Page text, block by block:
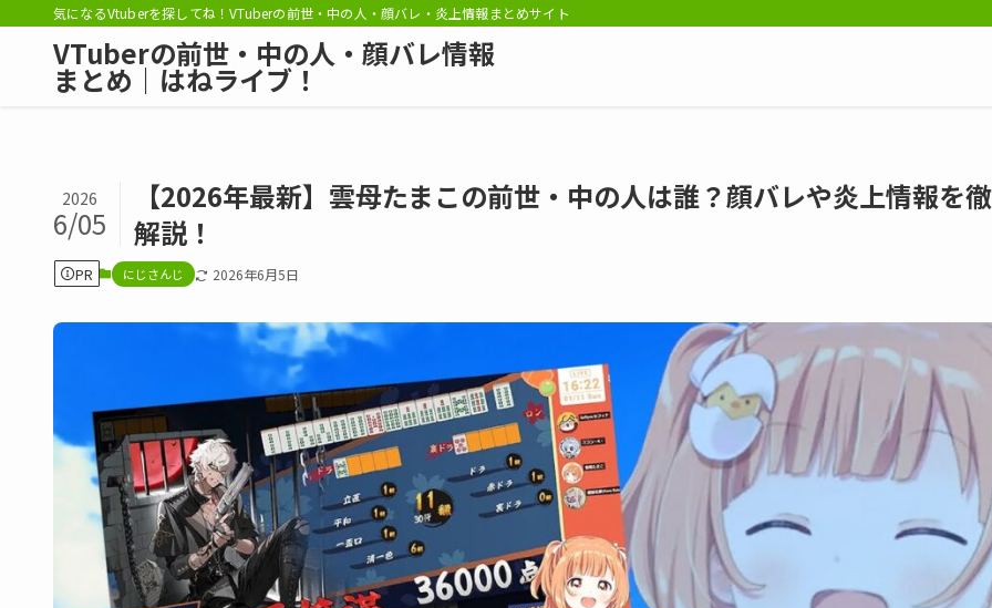
気になるVtuberを探してね！VTuberの前世・中の人・顔バレ・炎上情報まとめサイト
VTuberの前世・中の人・顔バレ情報
まとめ｜はねライブ！
【2026年最新】雲母たまこの前世・中の人は誰？顔バレや炎上情報を
解説！
2026
6/05
PR にじさんじ 2026年6月5日